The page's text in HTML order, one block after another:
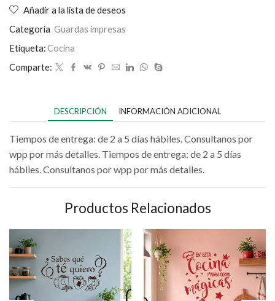
Añadir a la lista de deseos
Categoría Guardas impresas
Etiqueta:Cocina
Comparte:
DESCRIPCIÓN INFORMACIÓN ADICIONAL
Tiempos de entrega: de 2 a 5 días hábiles. Consultanos por
wpp por más detalles. Tiempos de entrega: de 2 a 5 días
hábiles. Consultanos por wpp por más detalles.
Productos Relacionados